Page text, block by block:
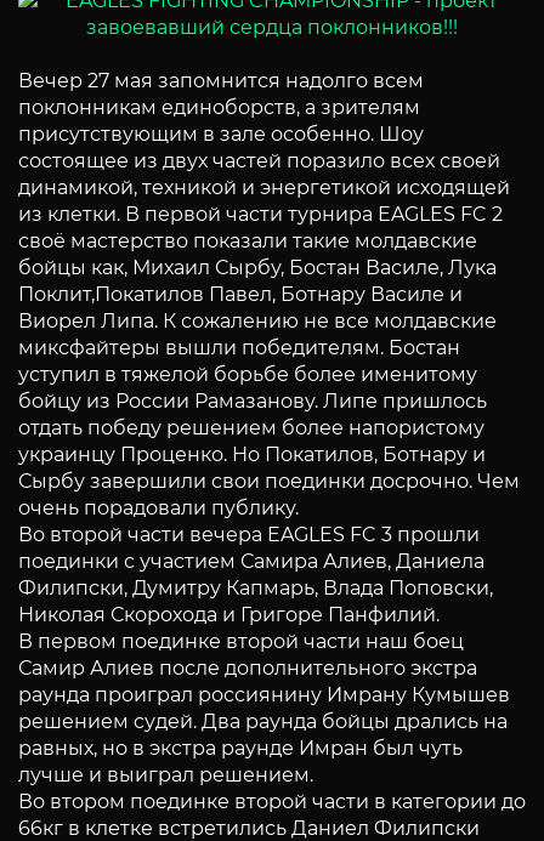
Вечер 27 мая запомнится надолго всем
поклонникам единоборств, а зрителям
присутствующим в зале особенно. Шоу
состоящее из двух частей поразило всех своей
динамикой, техникой и энергетикой исходящей
из клетки. В первой части турнира EAGLES FC 2
своё мастерство показали такие молдавские
бойцы как, Михаил Сырбу, Бостан Василе, Лука
Поклит,Покатилов Павел, Ботнару Василе и
Виорел Липа. К сожалению не все молдавские
миксфайтеры вышли победителям. Бостан
уступил в тяжелой борьбе более именитому
бойцу из России Рамазанову. Липе пришлось
отдать победу решением более напористому
украинцу Проценко. Но Покатилов, Ботнару и
Сырбу завершили свои поединки досрочно. Чем
очень порадовали публику.
Во второй части вечера EAGLES FC 3 прошли
поединки с участием Самира Алиев, Даниела
Филипски, Думитру Капмарь, Влада Поповски,
Николая Скорохода и Григоре Панфилий.
В первом поединке второй части наш боец
Самир Алиев после дополнительного экстра
раунда проиграл россиянину Имрану Кумышев
решением cудей. Два раунда бойцы дрались на
равных, но в экстра раунде Имран был чуть
лучше и выиграл решением.
Во втором поединке второй части в категории до
66кг в клетке встретились Даниел Филипски